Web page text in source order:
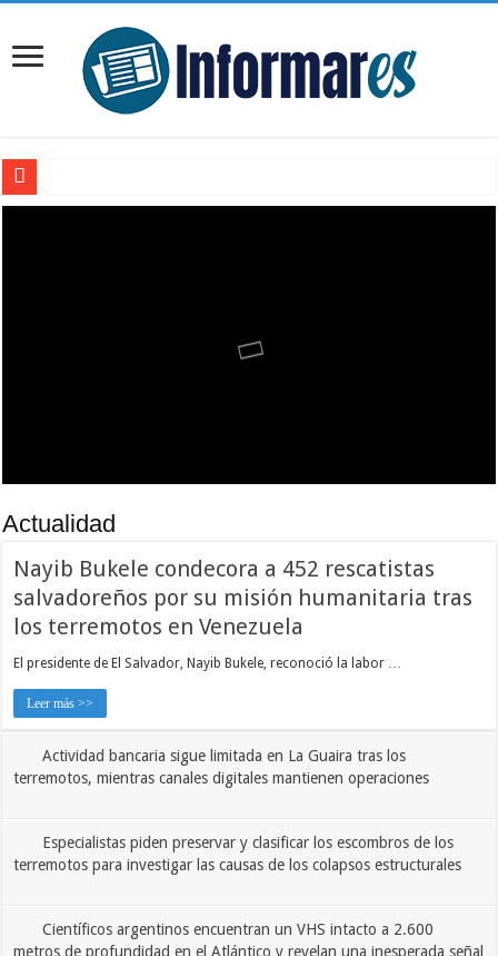
Balance oficial de los sismos en Venezuela asciende a 2.295 fallecidos mientras
Alexander Zverev conquista Roland Garros 2026 y sacude el ranking ATP: así
Actualidad
Nayib Bukele condecora a 452 rescatistas
salvadoreños por su misión humanitaria tras
los terremotos en Venezuela
El presidente de El Salvador, Nayib Bukele, reconoció la labor …
Leer más >>
Actividad bancaria sigue limitada en La Guaira tras los
terremotos, mientras canales digitales mantienen operaciones
Especialistas piden preservar y clasificar los escombros de los
terremotos para investigar las causas de los colapsos estructurales
Científicos argentinos encuentran un VHS intacto a 2.600
metros de profundidad en el Atlántico y revelan una inesperada señal